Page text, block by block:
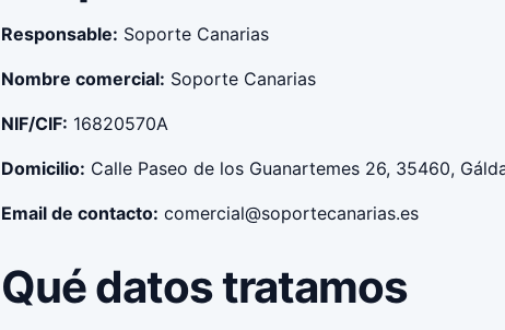
Responsable: Soporte Canarias
Nombre comercial: Soporte Canarias
NIF/CIF: 16820570A
Domicilio: Calle Paseo de los Guanartemes 26, 35460,
Email de contacto: comercial@soportecanarias.es
Qué datos tratamos